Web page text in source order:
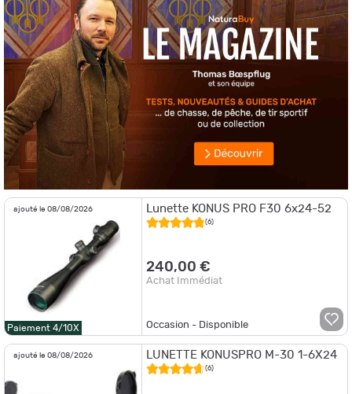
ajouté le 08/08/2026
Paiement 4/10X
Lunette KONUS PRO F30 6x24-52
(6)
240,00 €
Achat Immédiat
Occasion - Disponible
ajouté le 08/08/2026 LUNETTE KONUSPRO M-30 1-6X24
(6)